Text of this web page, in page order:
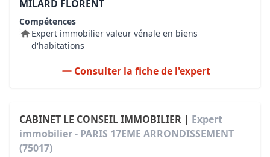
MILARD FLORENT
Compétences
Expert immobilier valeur vénale en biens
d'habitations
Consulter la fiche de l'expert
CABINET LE CONSEIL IMMOBILIER | Expert
immobilier - PARIS 17EME ARRONDISSEMENT
(75017)